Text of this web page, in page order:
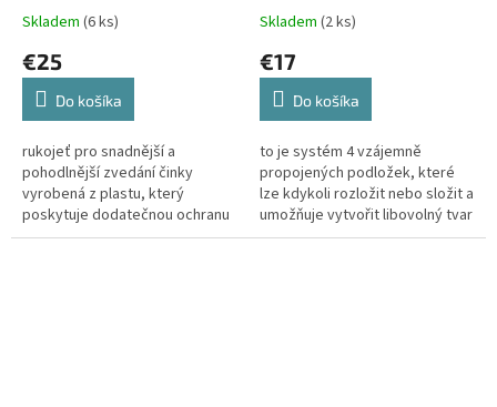
Skladem (6 ks)
€25
Do košíka
rukojeť pro snadnější a
pohodlnější zvedání činky
vyrobená z plastu, který
poskytuje dodatečnou ochranu
před možným poškozením
Skladem (2 ks)
€17
Do košíka
to je systém 4 vzájemně
propojených podložek, které
lze kdykoli rozložit nebo složit a
umožňuje vytvořit libovolný tvar
různých velikost díky své